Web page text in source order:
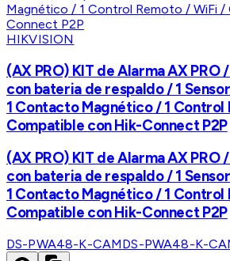
HIKVISION
(AX PRO) KIT de Alarma AX PRO
con bateria de respaldo / 1
1 Contacto Magnético / 1 Control
Compatible con Hik-Connect P2P
(AX PRO) KIT de Alarma AX PRO
con bateria de respaldo / 1
1 Contacto Magnético / 1 Control
Compatible con Hik-Connect P2P
DS-PWA48-K-CAMDS-PWA48-K-